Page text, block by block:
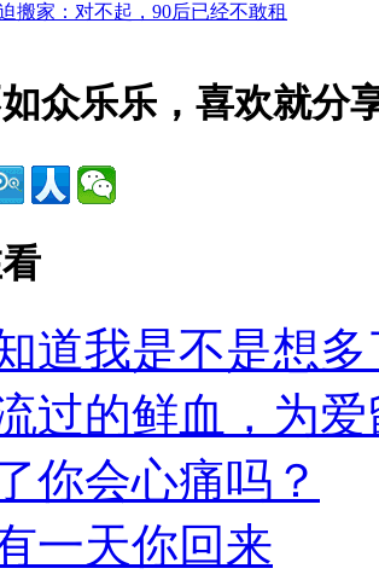
搬家：对不起，90后已经不敢租
众乐乐，喜欢就分
道我是不是想多
过的鲜血，为
你会心痛吗？
一天你回来